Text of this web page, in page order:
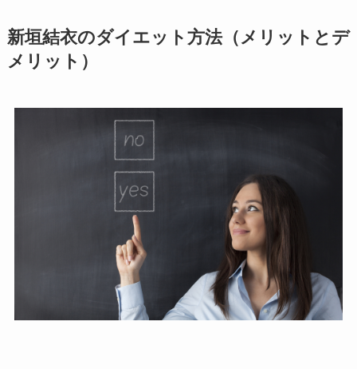
新垣結衣のダイエット方法（メリットとデ
メリット）